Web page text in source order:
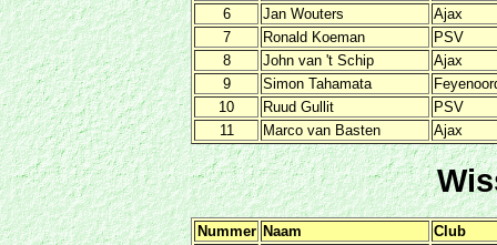
6 Jan Wouters
Ajax
7
Ronald Koeman
PSV
8
John van 't Schip
Ajax
9
Simon Tahamata
10
Ruud Gullit
PSV
11
Marco van Basten Ajax
Nummer Naam
Club